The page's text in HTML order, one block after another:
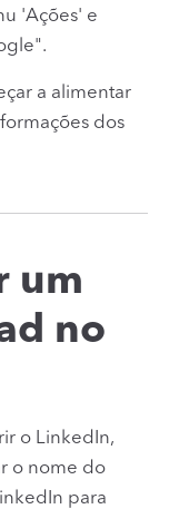
'Ações' e
a alimentar
dos
um
no
o LinkedIn,
o nome do
para